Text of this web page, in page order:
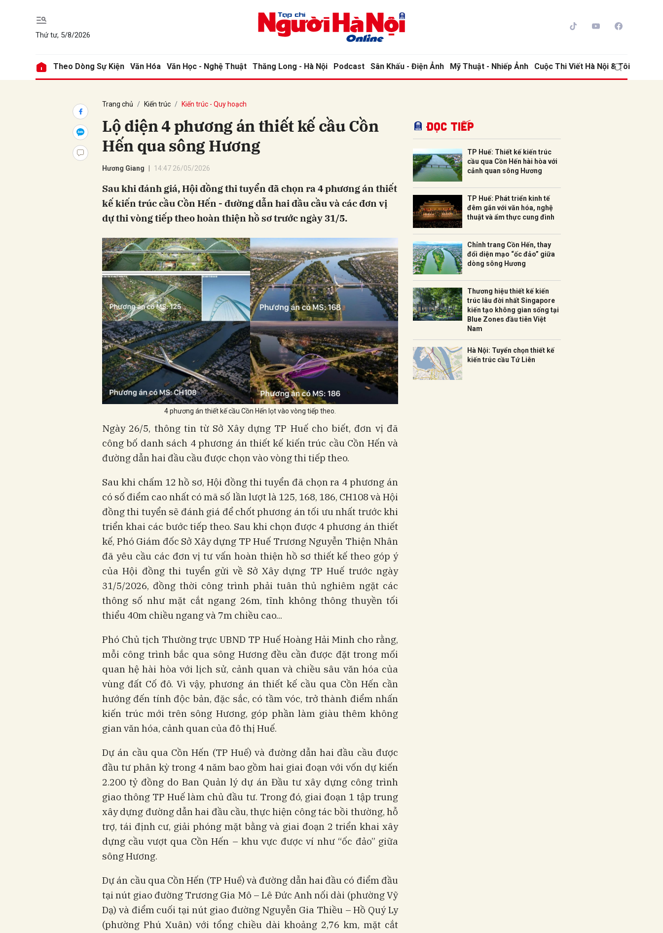
Thứ tư, 5/8/2026
Theo Dòng Sự Kiện Văn Hóa Văn Học - Nghệ Thuật Thăng Long - Hà Nội Podcast Sân Khấu - Điện Ảnh Mỹ Thuật - Nhiếp Ảnh Cuộc Thi Viết Hà Nội & Tôi
Trang chủ Kiến trúc Kiến trúc - Quy hoạch
Lộ diện 4 phương án thiết kế cầu Cồn
Hến qua sông Hương
Hương Giang 14:47 26/05/2026
Sau khi đánh giá, Hội đồng thi tuyển đã chọn ra 4 phương án thiết
kế kiến trúc cầu Cồn Hến - đường dẫn hai đầu cầu và các đơn vị
dự thi vòng tiếp theo hoàn thiện hồ sơ trước ngày 31/5.
4 phương án thiết kế cầu Cồn Hến lọt vào vòng tiếp theo.
Ngày 26/5, thông tin từ Sở Xây dựng TP Huế cho biết, đơn vị đã
công bố danh sách 4 phương án thiết kế kiến trúc cầu Cồn Hến và
đường dẫn hai đầu cầu được chọn vào vòng thi tiếp theo.
Sau khi chấm 12 hồ sơ, Hội đồng thi tuyển đã chọn ra 4 phương án
có số điểm cao nhất có mã số lần lượt là 125, 168, 186, CH108 và Hội
đồng thi tuyển sẽ đánh giá để chốt phương án tối ưu nhất trước khi
triển khai các bước tiếp theo. Sau khi chọn được 4 phương án thiết
kế, Phó Giám đốc Sở Xây dựng TP Huế Trương Nguyễn Thiện Nhân
đã yêu cầu các đơn vị tư vấn hoàn thiện hồ sơ thiết kế theo góp ý
của Hội đồng thi tuyển gửi về Sở Xây dựng TP Huế trước ngày
31/5/2026, đồng thời công trình phải tuân thủ nghiêm ngặt các
thông số như mặt cắt ngang 26m, tĩnh không thông thuyền tối
thiểu 40m chiều ngang và 7m chiều cao...
Phó Chủ tịch Thường trực UBND TP Huế Hoàng Hải Minh cho rằng,
mỗi công trình bắc qua sông Hương đều cần được đặt trong mối
quan hệ hài hòa với lịch sử, cảnh quan và chiều sâu văn hóa của
vùng đất Cố đô. Vì vậy, phương án thiết kế cầu qua Cồn Hến cần
hướng đến tính độc bản, đặc sắc, có tầm vóc, trở thành điểm nhấn
kiến trúc mới trên sông Hương, góp phần làm giàu thêm không
gian văn hóa, cảnh quan của đô thị Huế.
Dự án cầu qua Cồn Hến (TP Huế) và đường dẫn hai đầu cầu được
đầu tư phân kỳ trong 4 năm bao gồm hai giai đoạn với vốn dự kiến
2.200 tỷ đồng do Ban Quản lý dự án Đầu tư xây dựng công trình
giao thông TP Huế làm chủ đầu tư. Trong đó, giai đoạn 1 tập trung
xây dựng đường dẫn hai đầu cầu, thực hiện công tác bồi thường, hỗ
trợ, tái định cư, giải phóng mặt bằng và giai đoạn 2 triển khai xây
dựng cầu vượt qua Cồn Hến – khu vực được ví như “ốc đảo” giữa
sông Hương.
Dự án cầu qua Cồn Hến (TP Huế) và đường dẫn hai đầu có điểm đầu
tại nút giao đường Trương Gia Mô – Lê Đức Anh nối dài (phường Vỹ
Dạ) và điểm cuối tại nút giao đường Nguyễn Gia Thiều – Hồ Quý Ly
(phường Phú Xuân) với tổng chiều dài khoảng 2,76 km, mặt cắt
Đọc tiếp
TP Huế: Thiết kế kiến trúc
cầu qua Cồn Hến hài hòa với
cảnh quan sông Hương
TP Huế: Phát triển kinh tế
đêm gắn với văn hóa, nghệ
thuật và ẩm thực cung đình
Chỉnh trang Cồn Hến, thay
đổi diện mạo “ốc đảo” giữa
dòng sông Hương
Thương hiệu thiết kế kiến
trúc lâu đời nhất Singapore
kiến tạo không gian sống tại
Blue Zones đầu tiên Việt
Nam
Hà Nội: Tuyển chọn thiết kế
kiến trúc cầu Tứ Liên
Gửi